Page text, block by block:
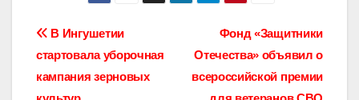
Навигация
по
Фонд «Защитники
Отечества» объявил о
всероссийской премии
В Ингушетии
стартовала уборочная
кампания зерновых